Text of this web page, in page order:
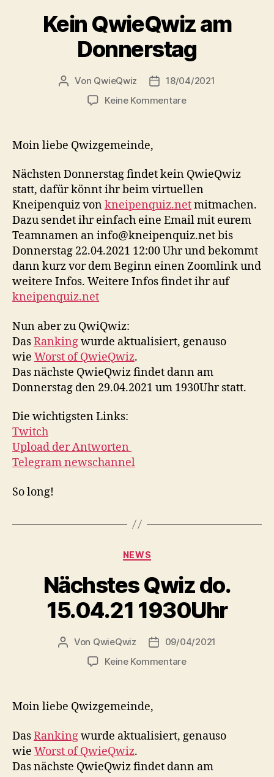
Kein QwieQwiz am
Donnerstag
Beitragsautor
Von QwieQwiz Veröffentlichungsdatum
18/04/2021
Keine Kommentarezu
Moin liebe Qwizgemeinde,
Nächsten Donnerstag findet kein QwieQwiz
statt, dafür könnt ihr beim virtuellen
Kneipenquiz vonkneipenquiz.netmitmachen.
Dazu sendet ihr einfach eine Email mit eurem
Teamnamen an info@kneipenquiz.net bis
Donnerstag 22.04.2021 12:00 Uhr und bekommt
dann kurz vor dem Beginn einen Zoomlink und
weitere Infos. Weitere Infos findet ihr auf
kneipenquiz.net
Nun aber zu QwiQwiz:
DasRankingwurde aktualisiert, genauso
wie Worst of QwieQwiz.
Das nächste QwieQwiz findet dann am
Donnerstag den 29.04.2021 um 1930Uhr statt.
Die wichtigsten Links:
Twitch
Upload der Antworten
Telegram newschannel
So long!
Kategorien
NEWS
Nächstes Qwiz do.
15.04.21 1930Uhr
Beitragsautor
Von QwieQwiz Veröffentlichungsdatum
09/04/2021
Keine Kommentarezu
Moin liebe Qwizgemeinde,
DasRankingwurde aktualisiert, genauso
wie Worst of QwieQwiz.
Das nächste QwieQwiz findet dann am